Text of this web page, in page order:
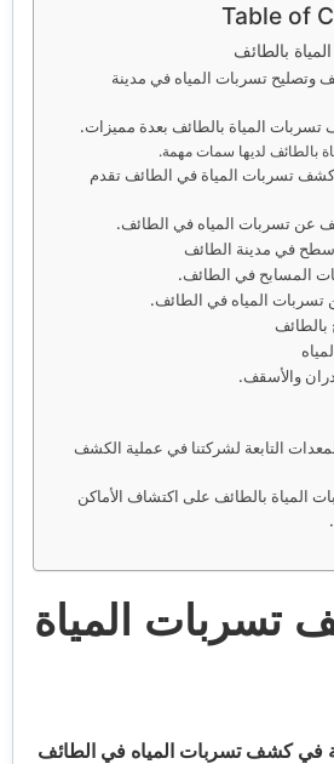
Table of
بالطائف
تسربات المياه في مدينة
المياة بالطائف بعدة مميزات.
بالطائف لديها سمات مهمة.
تسربات المياة في الطائف تقدم
عن تسربات المياه في الطائف.
في مدينة الطائف
المسابح في الطائف.
المياه في الطائف.
والأسقف.
التابعة لشركتنا في عملية الكشف
بالطائف على اكتشاف الأماكن
المياة
كشف تسربات المياه في الطائف